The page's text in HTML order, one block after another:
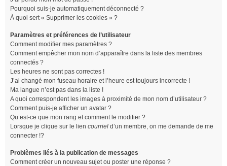
Pourquoi suis-je automatiquement déconnecté ?
À quoi sert « Supprimer les cookies » ?
Paramètres et préférences de l’utilisateur
Comment modifier mes paramètres ?
Comment empêcher mon nom d’apparaître dans la liste des membres
connectés ?
Les heures ne sont pas correctes !
J’ai changé mon fuseau horaire et l’heure est toujours incorrecte !
Ma langue n’est pas dans la liste !
A quoi correspondent les images à proximité de mon nom d’utilisateur ?
Comment puis-je afficher un avatar ?
Qu’est-ce que mon rang et comment le modifier ?
Lorsque je clique sur le lien courriel d’un membre, on me demande de me
connecter !?
Problèmes liés à la publication de messages
Comment créer un nouveau sujet ou poster une réponse ?